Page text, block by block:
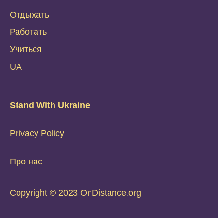
Отдыхать
Работать
Учиться
UA
Stand With Ukraine
Privacy Policy
Про нас
Copyright © 2023 OnDistance.org